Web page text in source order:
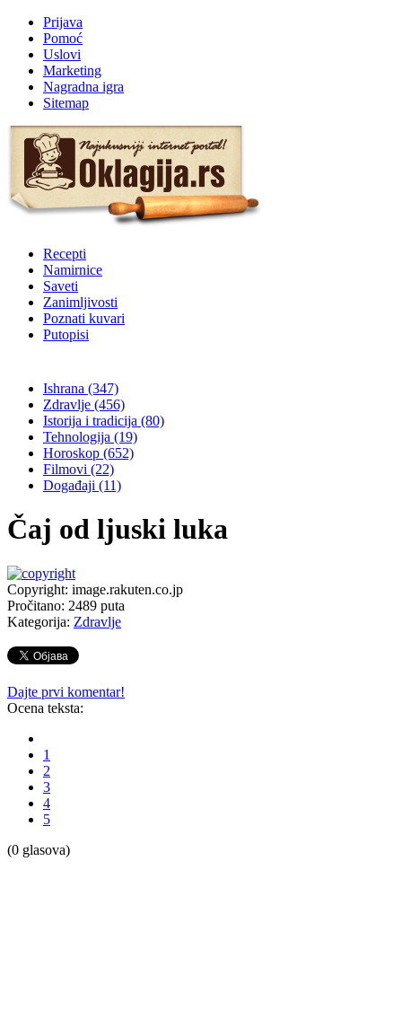
Prijava
Pomoć
Uslovi
Marketing
Nagradna igra
Sitemap
Recepti
Namirnice
Saveti
Zanimljivosti
Poznati kuvari
Putopisi
Ishrana (347)
Zdravlje (456)
Istorija i tradicija (80)
Tehnologija (19)
Horoskop (652)
Filmovi (22)
Događaji (11)
Čaj od ljuski luka
Copyright: image.rakuten.co.jp
Pročitano: 2489 puta
Kategorija: Zdravlje
Dajte prvi komentar!
Ocena teksta:
1
2
3
4
5
(0 glasova)